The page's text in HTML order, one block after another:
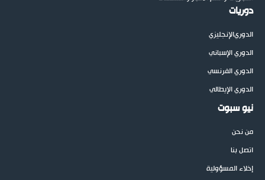
دوريات
الدوريالإنجليزي
الدوري الإسباني
الدوري الفرنسي
الدوري الإيطالي
نيو سبوت
من نحن
اتصل بنا
إخلاء المسؤولية